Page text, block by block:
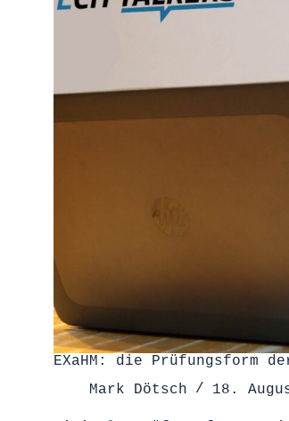
EXaHM: die Prüfungsform
Mark Dötsch
18.